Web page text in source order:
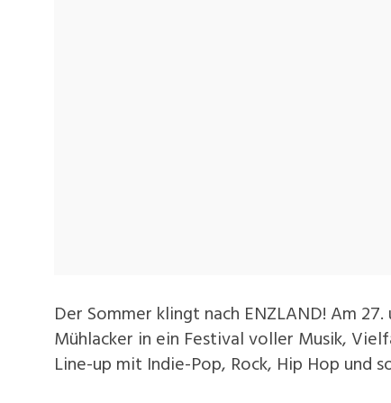
Der Sommer klingt nach ENZLAND! Am
Mühlacker in ein Festival voller Musik,
Line-up mit Indie-Pop, Rock, Hip Hop und